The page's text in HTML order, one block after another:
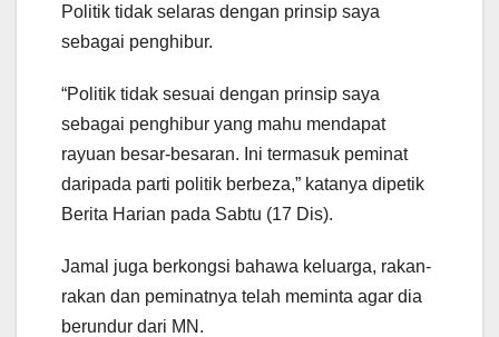
Politik tidak selaras dengan prinsip saya
sebagai penghibur.
“Politik tidak sesuai dengan prinsip saya
sebagai penghibur yang mahu mendapat
rayuan besar-besaran. Ini termasuk peminat
daripada parti politik berbeza,” katanya dipetik
Berita Harian pada Sabtu (17 Dis).
Jamal juga berkongsi bahawa keluarga, rakan-
rakan dan peminatnya telah meminta agar dia
berundur dari MN.